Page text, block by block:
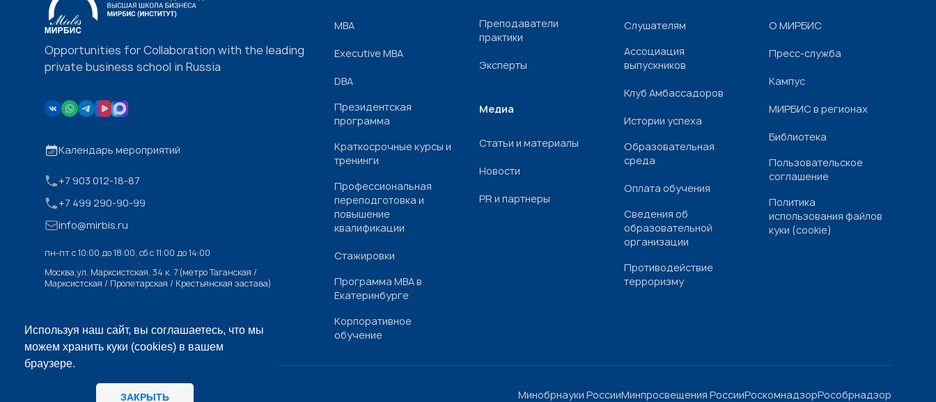
Используя наш сайт, вы соглашаетесь, что мы
можем хранить куки (cookies) в вашем
браузере.
ЗАКРЫТЬ
Opportunities for Collaboration with the leading
private business school in Russia
Календарь мероприятий
+7 903 012-18-87
+7 499 290-90-99
info@mirbis.ru
пн-пт с 10:00 до 18:00, cб с 11:00 до 14:00
Москва,ул. Марксистская, 34 к. 7 (метро Таганская /
Марксистская / Пролетарская / Крестьянская застава)
МВА
Executive MBA
DBA
Президентская
программа
Краткосрочные курсы и
тренинги
Профессиональная
переподготовка и
повышение
квалификации
Стажировки
Программа МВА в
Екатеринбурге
Корпоративное
обучение
Преподаватели
практики
Эксперты
Медиа
Статьи и материалы
Новости
PR и партнеры
Слушателям
Ассоциация
выпускников
Клуб Амбассадоров
Истории успеха
Образовательная
среда
Оплата обучения
Сведения об
образовательной
организации
Противодействие
терроризму
О МИРБИС
Пресс-служба
Кампус
МИРБИС в регионах
Библиотека
Пользовательское
соглашение
Политика
использования файлов
куки (cookie)
Минобрнауки РоссииМинпросвещения РоссииРоскомнадзорРособрнадзор
© «МИРБИС», 2026